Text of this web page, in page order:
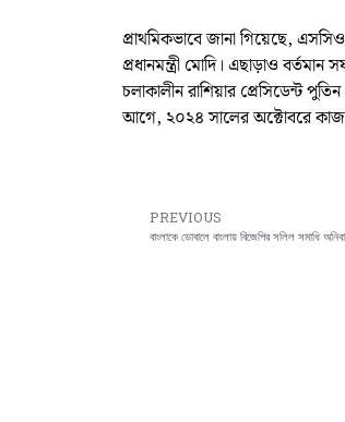
প্রাথমিকভাবে জানা গিয়েছে,
প্রধানমন্ত্রী মোদি। এছাড়াও
চলাকালীন রাশিয়ার প্রেসিডেন্ট
আগে, ২০২৪ সালের অক্টোবরে
PREVIOUS
বাংলাকে ডোবালে বাংলায় বিজেপির সলিল সমাধি